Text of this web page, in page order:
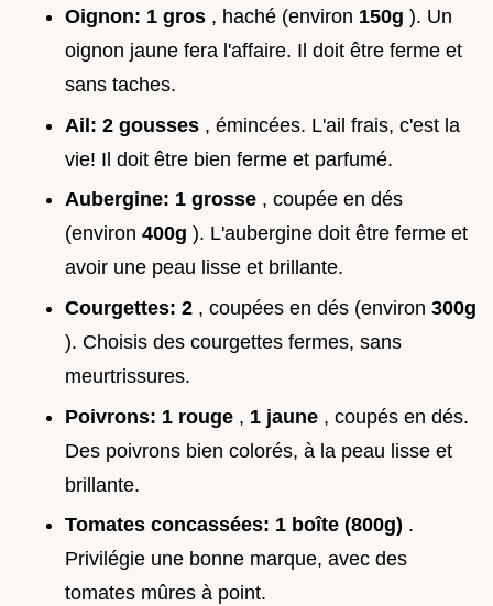
Oignon: 1 gros , haché (environ 150g ). Un
oignon jaune fera l'affaire. Il doit être ferme et
sans taches.
Ail: 2 gousses , émincées. L'ail frais, c'est la
vie! Il doit être bien ferme et parfumé.
Aubergine: 1 grosse , coupée en dés
(environ 400g ). L'aubergine doit être ferme et
avoir une peau lisse et brillante.
Courgettes: 2 , coupées en dés (environ 300g
). Choisis des courgettes fermes, sans
meurtrissures.
Poivrons: 1 rouge , 1 jaune , coupés en dés.
Des poivrons bien colorés, à la peau lisse et
brillante.
Tomates concassées: 1 boîte (800g) .
Privilégie une bonne marque, avec des
tomates mûres à point.